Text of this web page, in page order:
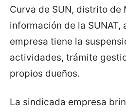
Curva de SUN, distrito de
información de la SUNAT,
empresa tiene la
actividades, trámite
propios dueños.
La sindicada empresa